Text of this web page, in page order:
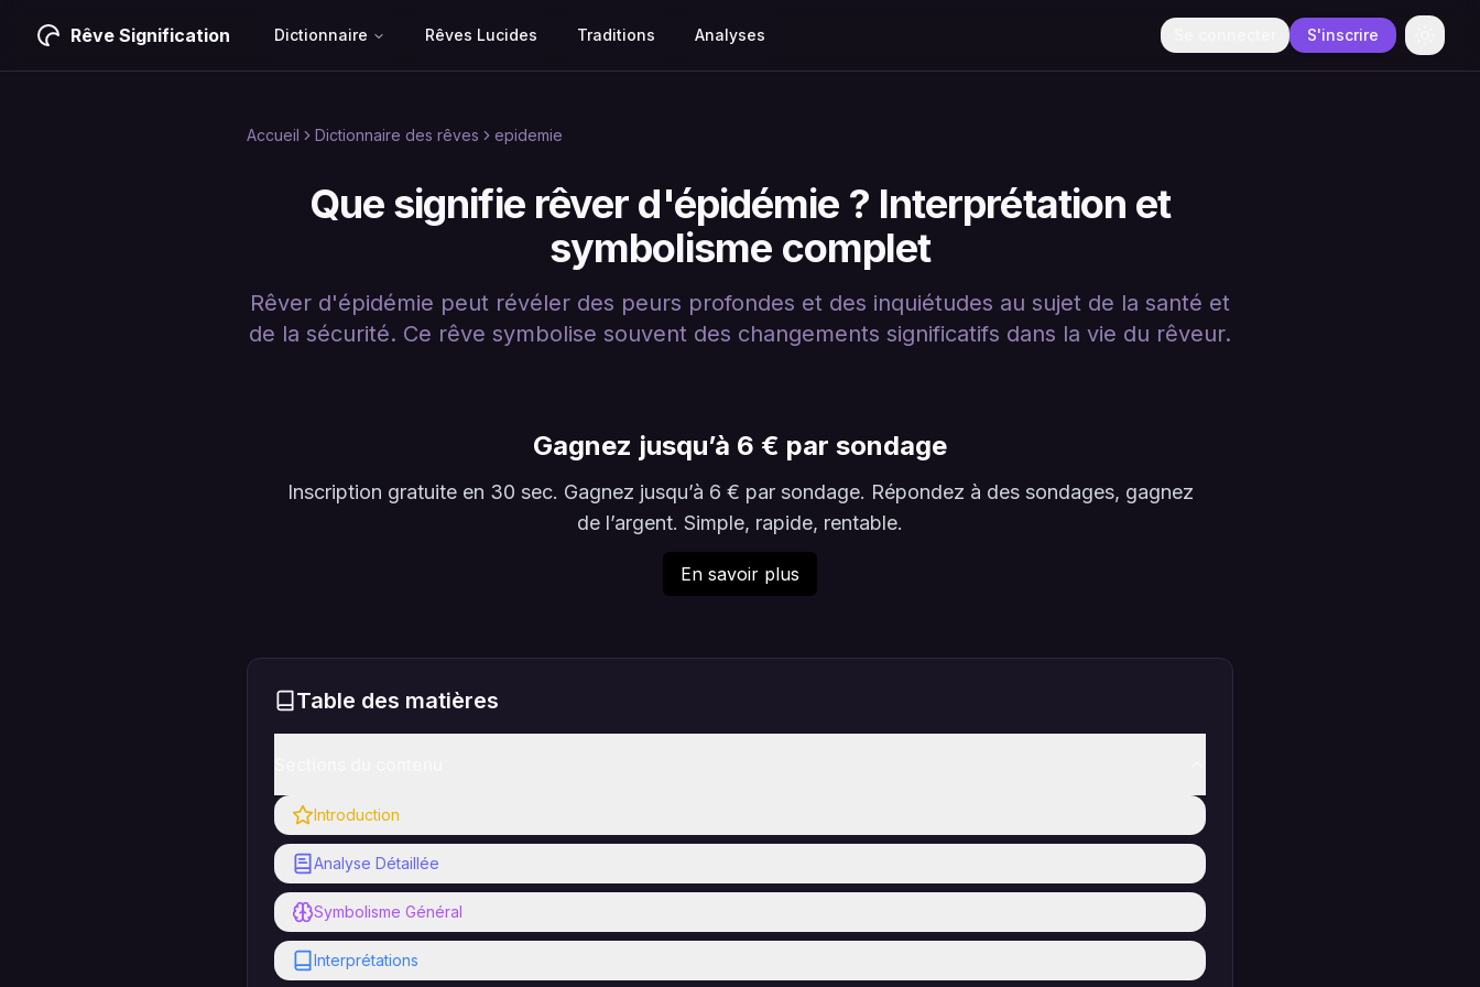
Rêve Signification Dictionnaire Rêves Lucides Traditions Analyses S'inscrire
Accueil Dictionnaire des rêves epidemie
Que signifie rêver d'épidémie ? Interprétation et
symbolisme complet
Rêver d'épidémie peut révéler des peurs profondes et des inquiétudes au sujet de la santé et
de la sécurité. Ce rêve symbolise souvent des changements significatifs dans la vie du rêveur.
Gagnez jusqu’à 6 € par sondage
Inscription gratuite en 30 sec. Gagnez jusqu’à 6 € par sondage. Répondez à des sondages, gagnez
de l’argent. Simple, rapide, rentable.
En savoir plus
Table des matières
Introduction
Analyse Détaillée
Symbolisme Général
Interprétations